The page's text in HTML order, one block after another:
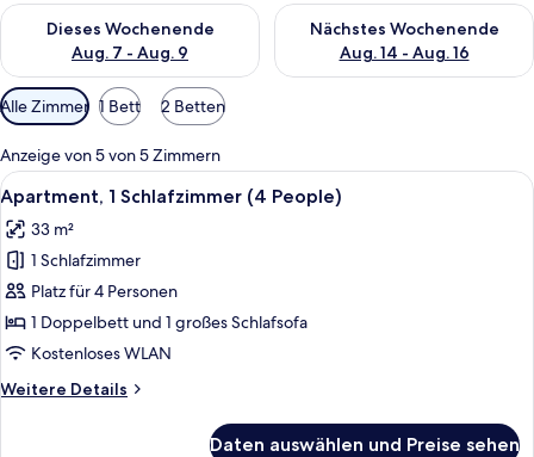
Dieses Wochenende
Aug. 7 - Aug. 9
Überprüfe die Verfügbarkeit für dieses Wochenende, Aug. 7
Nächstes Wochenende
Aug. 14 - Aug. 16
Überprüfe die Verfügbarkeit
Verfügbare
Filter
für
Zimmer
Alle Zimmer 1 Bett 2 Betten
Anzeige von 5 von 5 Zimmern
Alle
Fotos
für
Apartment,
1
Schlafzimmer
(4
anzeigen
Ein modernes, gut beleuchtetes
19
Apartment, 1 Schlafzimmer (4 People)
33 m²
1 Schlafzimmer
Platz für 4 Personen
1 Doppelbett und 1 großes Schlafsofa
Kostenloses WLAN
Weitere Details
Weitere
Daten auswählen und Preise sehen